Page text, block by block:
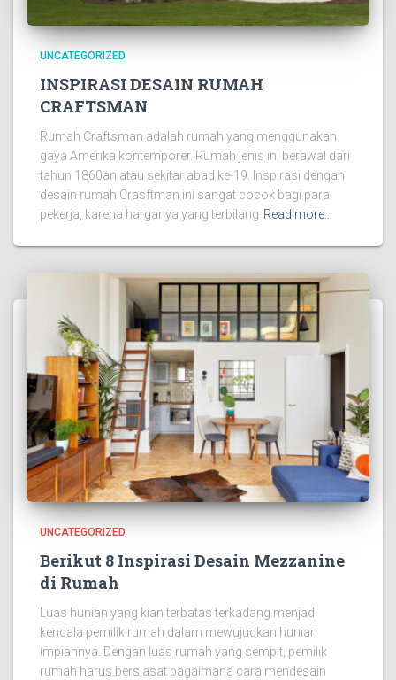
UNCATEGORIZED
INSPIRASI DESAIN RUMAH
CRAFTSMAN
Rumah Craftsman adalah rumah yang menggunakan
gaya Amerika kontemporer. Rumah jenis ini berawal dari
tahun 1860an atau sekitar abad ke-19. Inspirasi dengan
desain rumah Crasftman ini sangat cocok bagi para
pekerja, karena harganya yang terbilang Read more…
UNCATEGORIZED
Berikut 8 Inspirasi Desain Mezzanine
di Rumah
Luas hunian yang kian terbatas terkadang menjadi
kendala pemilik rumah dalam mewujudkan hunian
impiannya. Dengan luas rumah yang sempit, pemilik
rumah harus bersiasat bagaimana cara mendesain